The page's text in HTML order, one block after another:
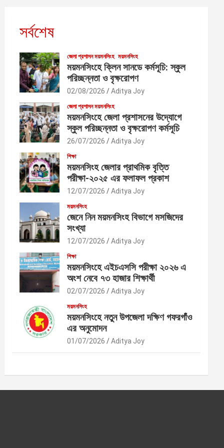
সর্বশেষ
জেলা প্রশাসন ময়মনসিংহ ময়মনসিংহ
ময়মনসিংহে ক্লিন সানডে কর্মসূচি: স্কুল
পরিচ্ছন্নতা ও বৃক্ষরোপণ
02/08/2026 Aditya Joy
জেলা প্রশাসন ময়মনসিংহ
ময়মনসিংহে জেলা প্রশাসনের উদ্যোগে
স্কুল পরিচ্ছন্নতা ও বৃক্ষরোপণ কর্মসূচি
26/07/2026 Aditya Joy
শিক্ষা
ময়মনসিংহ জেলার প্রাথমিক বৃত্তি
পরীক্ষা-২০২৫ এর ফলাফল প্রকাশ
12/07/2026 Aditya Joy
ময়মনসিংহ
জেনে নিন ময়মনসিংহ বিভাগে মসজিদের
সংখ্যা
12/07/2026 Aditya Joy
শিক্ষা
ময়মনসিংহে এইচএসসি পরীক্ষা ২০২৬ এ
অংশ নেবে ৭৩ হাজার শিক্ষার্থী
02/07/2026 Aditya Joy
ময়মনসিংহ
ময়মনসিংহে নতুন উপজেলা দক্ষিণ গফরগাঁও
এর অনুমোদন
01/07/2026 Aditya Joy